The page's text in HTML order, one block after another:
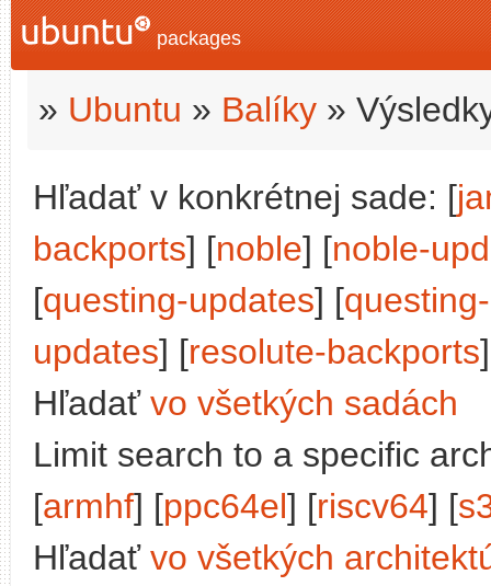
packages
» Ubuntu » Balíky »
Hľadať v konkrétnej sade: [
backports] [noble] [noble-
[questing-updates] [
updates] [resolute-backports
Hľadať vo všetkých sadách
Limit search to a specific
[armhf] [ppc64el] [riscv64] [
Hľadať vo všetkých